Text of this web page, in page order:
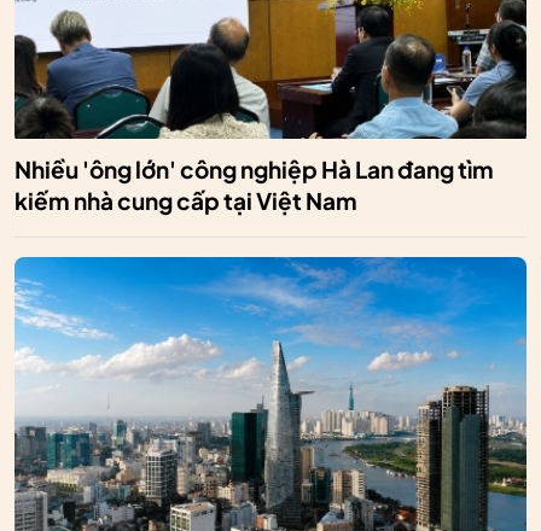
Nhiều 'ông lớn' công nghiệp Hà Lan đang tìm
kiếm nhà cung cấp tại Việt Nam